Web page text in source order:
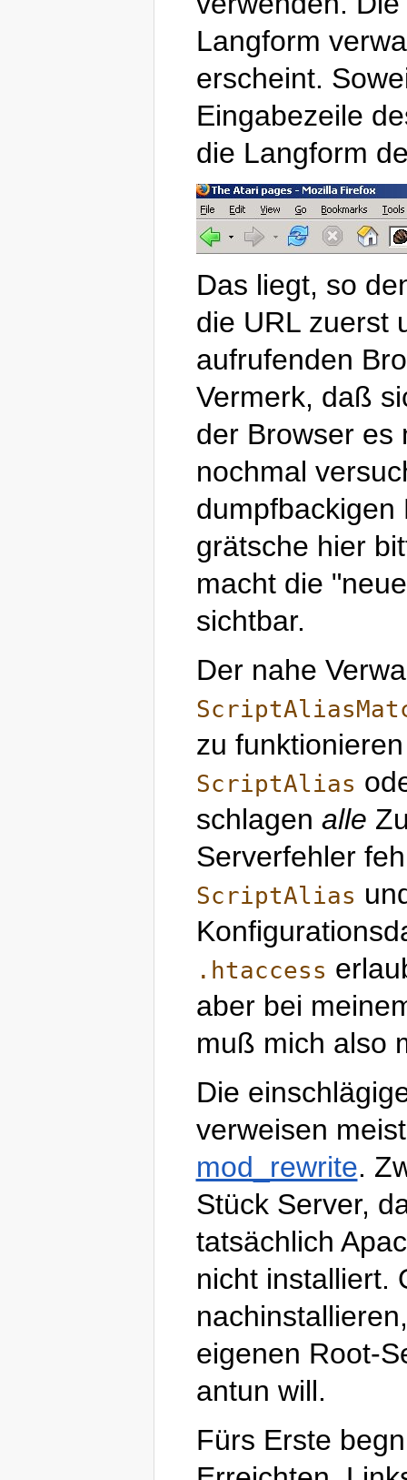
Langform
erscheint.
Eingabezeile
die Langform
Das liegt, so
die URL zuerst
aufrufenden
Vermerk, daß
der Browser es
nochmal
dumpfbackigen
grätsche hier
macht die
sichtbar.
Der nahe
zu
ScriptAlias
schlagen alle
Serverfehler
ScriptAlias
.htaccess
aber bei
muß mich also
Die
verweisen
mod_rewrite.
Stück Server,
tatsächlich
nicht installiert.
eigenen Root-
antun will.
Fürs Erste